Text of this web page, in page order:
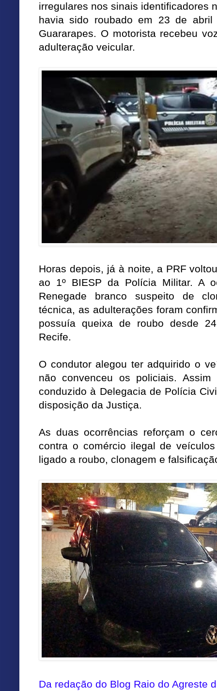
irregulares nos sinais identificadores
havia sido roubado em 23 de
Guararapes. O motorista recebeu
adulteração veicular.
Horas depois, já à noite, a PRF
ao 1º BIESP da Polícia Militar. A
Renegade branco suspeito de
técnica, as adulterações foram
possuía queixa de roubo desde
Recife.
O condutor alegou ter adquirido o
não convenceu os policiais.
conduzido à Delegacia de Polícia
disposição da Justiça.
As duas ocorrências reforçam o
contra o comércio ilegal de
ligado a roubo, clonagem e
Da redação do Blog Raio do Agreste